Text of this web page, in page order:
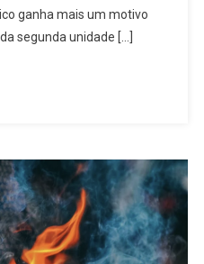
ganha mais um motivo
segunda unidade […]